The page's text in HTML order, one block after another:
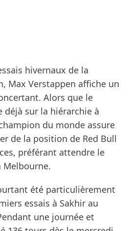
hivernaux de la
Max Verstappen affiche un
Alors que le
déjà sur la hiérarchie à
du monde assure
de la position de Red Bull
préférant attendre le
Melbourne.
été particulièrement
essais à Sakhir au
une journée et